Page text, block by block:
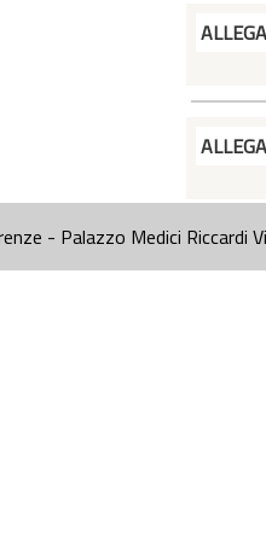
- Palazzo Medici Riccardi